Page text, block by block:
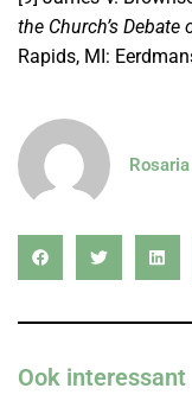
the Church’s
Rapids, MI:
Ook interessant